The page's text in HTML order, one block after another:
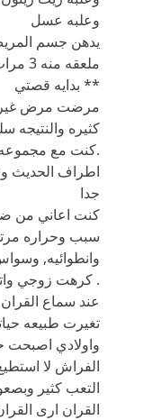
وعلبه عسل
يدهن جسم
ملعقه منه 3 مرات في اليوم ,, يشرب من الماء المقرئ
** بدايه قصتي
مرضت مرض غير
كثيره والنتيجه
.كنت مع مجموعه
اطراف الحديث
جدا
كنت اعاني من
سبب وحراره
وانطوائيه,
. كرهت زوجي
عند سماع القران
تغيرت طبيعه
واولادي اصبحت
الفراش لا
التعب كثير
القران ارى